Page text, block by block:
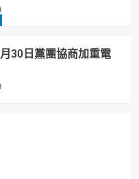
30日黨團協商加重電